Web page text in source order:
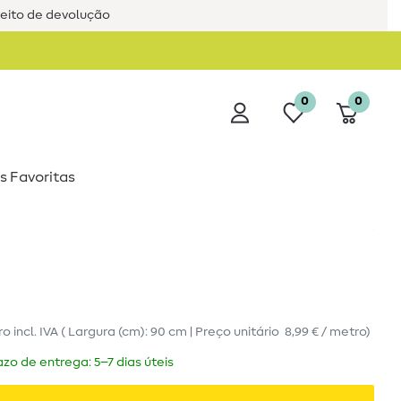
de devolução
0 0
Favoritas
incl. IVA ( Largura (cm): 90 cm | Preço unitário 8,99 € / metro)
de entrega: 5–7 dias úteis